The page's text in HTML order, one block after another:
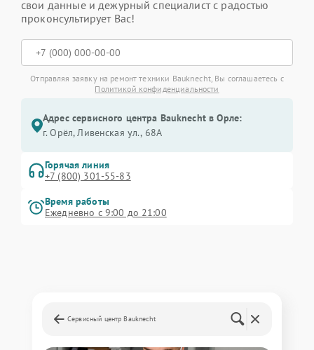
свои данные и дежурный специалист с радостью
проконсультирует Вас!
Отправляя заявку на ремонт техники Bauknecht, Вы соглашаетесь с
Политикой конфиденциальности
Адрес сервисного центра Bauknecht в Орле:
г. Орёл, Ливенская ул., 68А
Горячая линия
+7 (800) 301-55-83
Время работы
Ежедневно с 9:00 до 21:00
Сервисный центр Bauknecht